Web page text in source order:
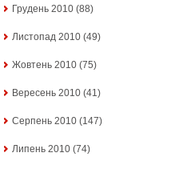
Грудень 2010 (88)
Листопад 2010 (49)
Жовтень 2010 (75)
Вересень 2010 (41)
Серпень 2010 (147)
Липень 2010 (74)